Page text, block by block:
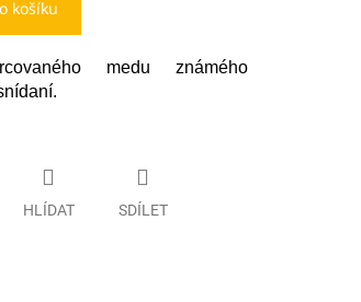
košíku
medu známého
HLÍDAT SDÍLET